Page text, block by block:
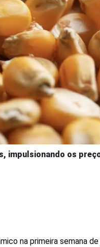
impulsionando os
na primeira semana de